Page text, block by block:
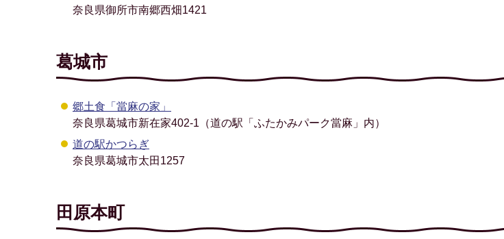
奈良県御所市南郷西畑1421
葛城市
郷土食「當麻の家」
奈良県葛城市新在家402-1（道の駅「ふたかみパーク當麻」内）
道の駅かつらぎ
奈良県葛城市太田1257
田原本町